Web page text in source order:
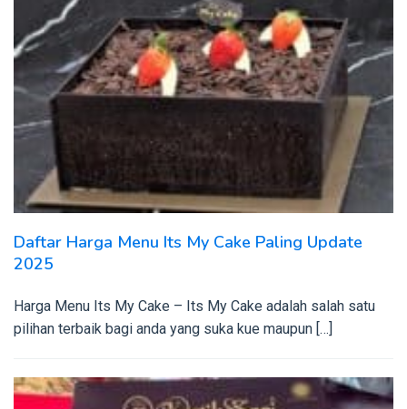
Daftar Harga Menu Its My Cake Paling Update
2025
Harga Menu Its My Cake – Its My Cake adalah salah satu
pilihan terbaik bagi anda yang suka kue maupun […]